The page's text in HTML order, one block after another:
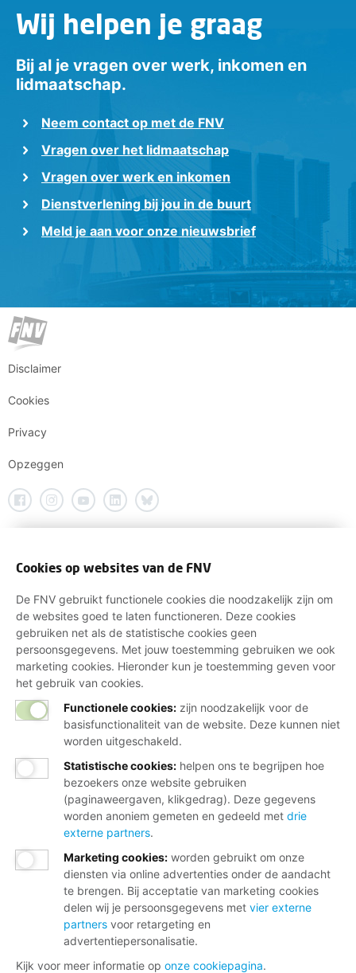
Wij helpen je graag
Bij al je vragen over werk, inkomen en
lidmaatschap.
Neem contact op met de FNV
Vragen over het lidmaatschap
Vragen over werk en inkomen
Dienstverlening bij jou in de buurt
Meld je aan voor onze nieuwsbrief
Disclaimer
Cookies
Privacy
Opzeggen
Cookies op websites van de FNV
De FNV gebruikt functionele cookies die noodzakelijk zijn om
de websites goed te laten functioneren. Deze cookies
gebruiken net als de statistische cookies geen
persoonsgegevens. Met jouw toestemming gebruiken we ook
marketing cookies. Hieronder kun je toestemming geven voor
het gebruik van cookies.
Functionele cookies: zijn noodzakelijk voor de
basisfunctionaliteit van de website. Deze kunnen niet
worden uitgeschakeld.
Statistische cookies: helpen ons te begrijpen hoe
bezoekers onze website gebruiken
(paginaweergaven, klikgedrag). Deze gegevens
worden anoniem gemeten en gedeeld met drie
externe partners.
Marketing cookies: worden gebruikt om onze
diensten via online advertenties onder de aandacht
te brengen. Bij acceptatie van marketing cookies
delen wij je persoonsgegevens met vier externe
partners voor retargeting en
advertentiepersonalisatie.
Kijk voor meer informatie op onze cookiepagina.